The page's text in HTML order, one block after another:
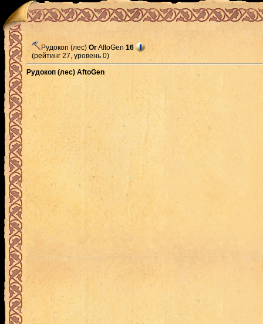
Рудокоп (лес) OrAftoGen 16
(рейтинг 27, уровень 0)
Рудокоп (лес) AftoGen